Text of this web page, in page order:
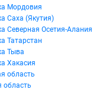
Мордовия
Саха (Якутия)
Северная Осетия-Алания
Татарстан
Тыва
Хакасия
область
область